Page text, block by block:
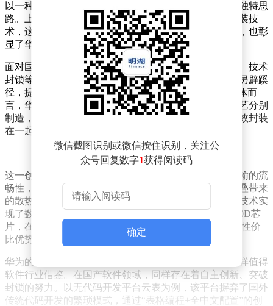
以一种令人意想不到的方式，展示了其在硬件创新上的独特思
路。上月，华为宣布了一项重大技术突破——四芯片封装技
术，这一创新举措不仅跳出了传统芯片制造的限制框架，也彰
显了华为在逆境中求生存、求发展的顽强精神。
面对国产芯片面临的严峻挑战，如高端光刻机采购受限、技术
封锁等难题，华为没有选择沿着既定的老路追赶，而是另辟蹊
径，提出了“数学补物理，非摩尔补摩尔”的新策略。具体而
言，华为将大型芯片拆解为多个小型芯片，利用成熟工艺分别
制造，再通过自主研发的互连技术，将这些小型芯片高效封装
在一起，协同工作。
这一创新技术不仅包含了信号路径的优化，确保数据传输的流
畅性，还引入了阶梯式散热设计，有效解决了多芯片堆叠带来
的散热难题。配合多组高带宽内存，华为的四芯片封装技术实
现了数据存取效率的显著提升。采用这一技术的昇腾910D芯
片，在算力上已逼近英伟达的H100，且成本大幅降低，性价
比优势显著。
华为的这一创新不仅局限于硬件领域，其背后的思路同样值得
软件行业借鉴。在国产软件领域，同样存在着自主创新、突破
封锁的努力。以无代码开发平台云表为例，该平台摒弃了国外
传统代码开发的繁琐模式，通过“表格编程+全中文配置”的创
微信截图识别或微信按住识别，关注公
众号回复数字1获得阅读码
确定